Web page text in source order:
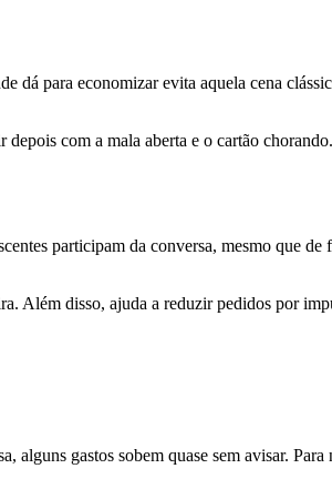
dá para economizar evita aquela cena
com a mala aberta e o cartão
participam da conversa, mesmo que de
Além disso, ajuda a reduzir pedidos por
alguns gastos sobem quase sem avisar.